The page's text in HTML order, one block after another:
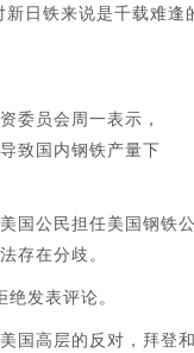
日铁来说是千载难逢
委员会周一表示，
致国内钢铁产量下
国公民担任美国钢铁
存在分歧。
发表评论。
国高层的反对，拜登